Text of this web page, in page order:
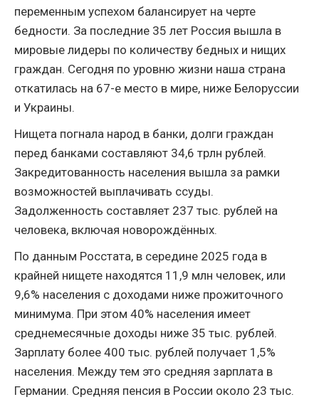
переменным успехом балансирует на черте
бедности. За последние 35 лет Россия вышла в
мировые лидеры по количеству бедных и нищих
граждан. Сегодня по уровню жизни наша страна
откатилась на 67-е место в мире, ниже Белоруссии
и Украины.
Нищета погнала народ в банки, долги граждан
перед банками составляют 34,6 трлн рублей.
Закредитованность населения вышла за рамки
возможностей выплачивать ссуды.
Задолженность составляет 237 тыс. рублей на
человека, включая новорождённых.
По данным Росстата, в середине 2025 года в
крайней нищете находятся 11,9 млн человек, или
9,6% населения с доходами ниже прожиточного
минимума. При этом 40% населения имеет
среднемесячные доходы ниже 35 тыс. рублей.
Зарплату более 400 тыс. рублей получает 1,5%
населения. Между тем это средняя зарплата в
Германии. Средняя пенсия в России около 23 тыс.